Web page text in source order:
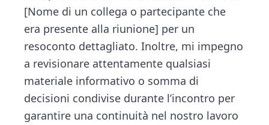
[Nome di un collega o partecipante che
era presente alla riunione] per un
resoconto dettagliato. Inoltre, mi impegno
a revisionare attentamente qualsiasi
materiale informativo o somma di
decisioni condivise durante l’incontro per
garantire una continuità nel nostro lavoro